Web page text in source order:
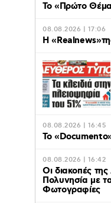
Το «Πρώτο
08.08.2026 | 17:06
Η
08.08.2026 | 16:45
Το
08.08.2026 | 16:42
Οι διακοπές
Πολυνησία με
Φωτογραφίες